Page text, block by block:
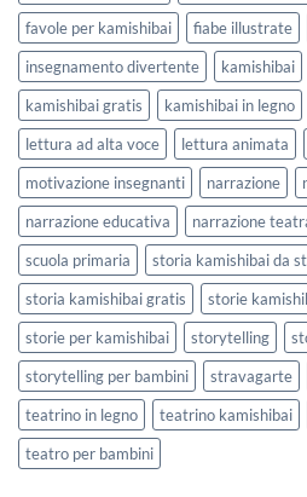
favole per kamishibai
fiabe illustrate
insegnamento divertente
kamishibai
kamishibai gratis
kamishibai in legno
lettura ad alta voce
lettura animata
motivazione insegnanti
narrazione
narrazione educativa
narrazione
scuola primaria
storia kamishibai da
storia kamishibai gratis
storie
storie per kamishibai
storytelling
storytelling per bambini
stravagarte
teatrino in legno
teatrino kamishibai
teatro per bambini